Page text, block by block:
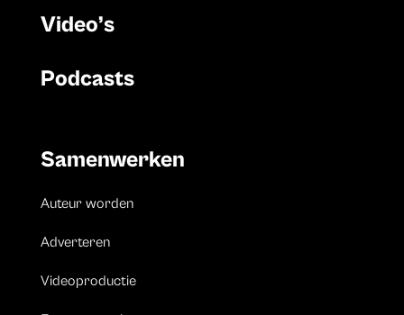
Video’s
Podcasts
Samenwerken
Auteur worden
Adverteren
Videoproductie